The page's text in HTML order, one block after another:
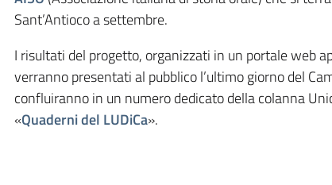
Sant’Antioco a settembre.
I risultati del progetto, organizzati in un portale web
verranno presentati al pubblico l’ultimo giorno del
confluiranno in un numero dedicato della colanna
«Quaderni del LUDiCa».